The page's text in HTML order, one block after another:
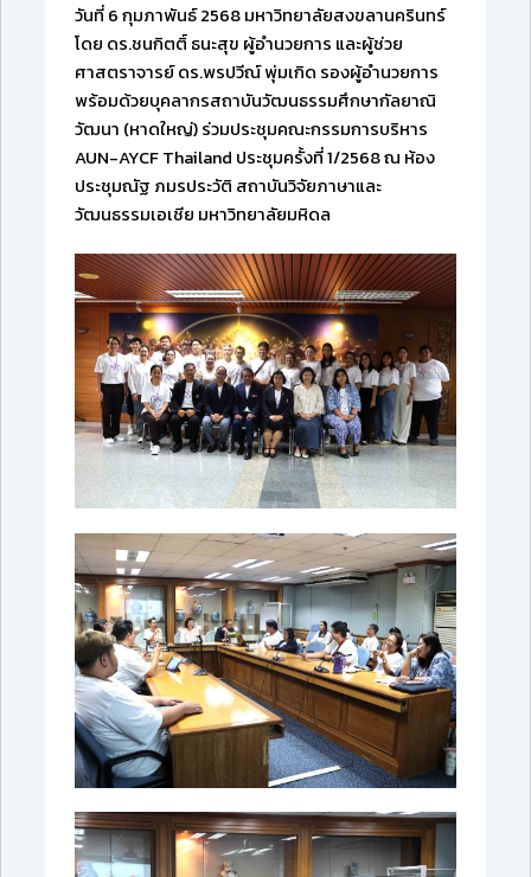
วันที่ 6 กุมภาพันธ์ 2568 มหาวิทยาลัยสงขลานครินทร์
โดย ดร.ชนกิตติ์ ธนะสุข ผู้อำนวยการ และผู้ช่วย
ศาสตราจารย์ ดร.พรปวีณ์ พุ่มเกิด รองผู้อำนวยการ
พร้อมด้วยบุคลากรสถาบันวัฒนธรรมศึกษากัลยาณิ
วัฒนา (หาดใหญ่) ร่วมประชุมคณะกรรมการบริหาร
AUN-AYCF Thailand ประชุมครั้งที่ 1/2568 ณ ห้อง
ประชุมณัฐ ภมรประวัติ สถาบันวิจัยภาษาและ
วัฒนธรรมเอเชีย มหาวิทยาลัยมหิดล